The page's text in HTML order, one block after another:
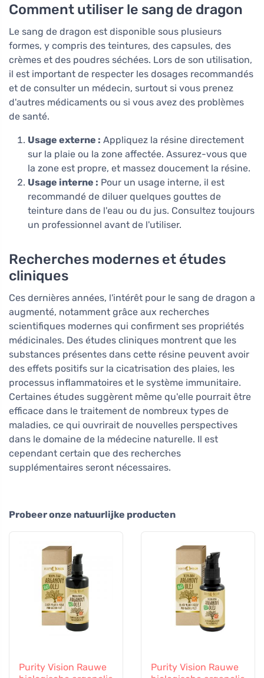
Comment utiliser le sang de dragon
Le sang de dragon est disponible sous plusieurs
formes, y compris des teintures, des capsules, des
crèmes et des poudres séchées. Lors de son utilisation,
il est important de respecter les dosages recommandés
et de consulter un médecin, surtout si vous prenez
d'autres médicaments ou si vous avez des problèmes
de santé.
Usage externe : Appliquez la résine directement
sur la plaie ou la zone affectée. Assurez-vous que
la zone est propre, et massez doucement la résine.
Usage interne : Pour un usage interne, il est
recommandé de diluer quelques gouttes de
teinture dans de l'eau ou du jus. Consultez toujours
un professionnel avant de l'utiliser.
Recherches modernes et études
cliniques
Ces dernières années, l'intérêt pour le sang de dragon a
augmenté, notamment grâce aux recherches
scientifiques modernes qui confirment ses propriétés
médicinales. Des études cliniques montrent que les
substances présentes dans cette résine peuvent avoir
des effets positifs sur la cicatrisation des plaies, les
processus inflammatoires et le système immunitaire.
Certaines études suggèrent même qu'elle pourrait être
efficace dans le traitement de nombreux types de
maladies, ce qui ouvrirait de nouvelles perspectives
dans le domaine de la médecine naturelle. Il est
cependant certain que des recherches
supplémentaires seront nécessaires.
Probeer onze natuurlijke producten
Purity Vision Rauwe
Purity Vision Rauwe